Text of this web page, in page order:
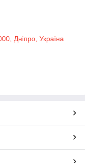
Дніпро, Україна